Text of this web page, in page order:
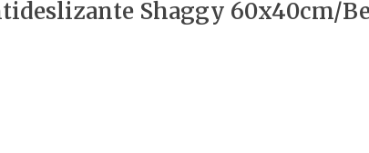
Shaggy 60x40cm/